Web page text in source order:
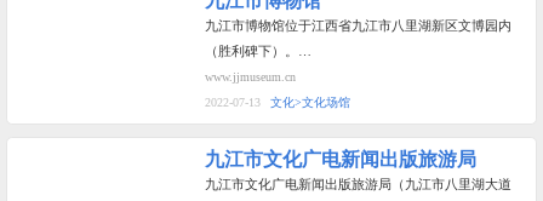
九江市博物馆位于江西省九江市八里湖新区文博园内
（胜利碑下）。…
www.jjmuseum.cn
2022-07-13
文化>文化场馆
九江市文化广电新闻出版旅游局
九江市文化广电新闻出版旅游局（九江市八里湖大道